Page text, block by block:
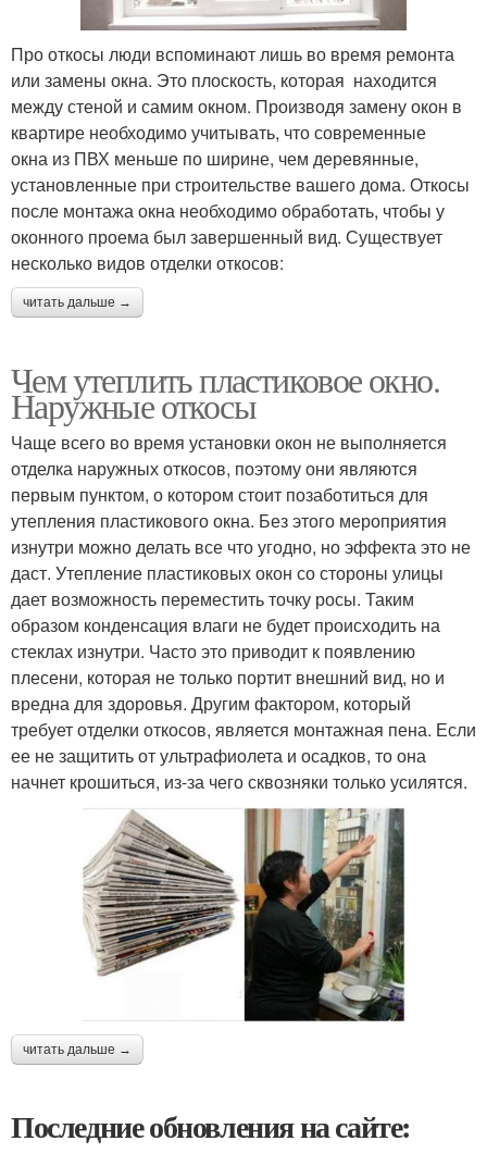
Про откосы люди вспоминают лишь во время ремонта
или замены окна. Это плоскость, которая находится
между стеной и самим окном. Производя замену окон в
квартире необходимо учитывать, что современные
окна из ПВХ меньше по ширине, чем деревянные,
установленные при строительстве вашего дома. Откосы
после монтажа окна необходимо обработать, чтобы у
оконного проема был завершенный вид. Существует
несколько видов отделки откосов:
читать дальше →
Чем утеплить пластиковое окно.
Наружные откосы
Чаще всего во время установки окон не выполняется
отделка наружных откосов, поэтому они являются
первым пунктом, о котором стоит позаботиться для
утепления пластикового окна. Без этого мероприятия
изнутри можно делать все что угодно, но эффекта это не
даст. Утепление пластиковых окон со стороны улицы
дает возможность переместить точку росы. Таким
образом конденсация влаги не будет происходить на
стеклах изнутри. Часто это приводит к появлению
плесени, которая не только портит внешний вид, но и
вредна для здоровья. Другим фактором, который
требует отделки откосов, является монтажная пена. Если
ее не защитить от ультрафиолета и осадков, то она
начнет крошиться, из-за чего сквозняки только усилятся.
читать дальше →
Последние обновления на сайте: